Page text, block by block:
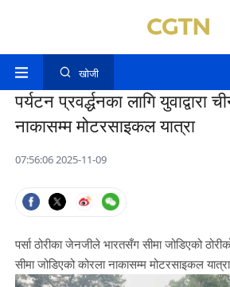
खोजी
पर्यटन प्रवर्द्धनका लागि युवाद्वारा
नाकासम्म मोटरसाइकल यात्रा
07:56:06 2025-11-09
पर्सा ठोरीका जेनजीले भारतसँग सीमा जोडिएको
सीमा जोडिएको कोरला नाकासम्म मोटरसाइकल